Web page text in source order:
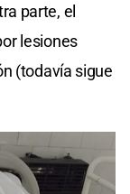
parte, el
lesiones
(todavía sigue